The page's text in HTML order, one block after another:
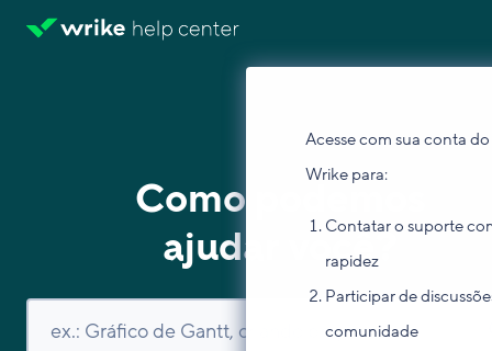
Acesse com sua conta do
Wrike para:
Contatar o suporte
rapidez
Participar de
comunidade
Como podemos
ajudar você?